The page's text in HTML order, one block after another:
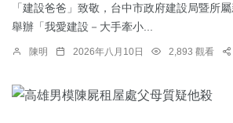
「建設爸爸」致敬，台中市政府建設局暨所
舉辦「我愛建設－大手牽小...
陳明 2026年八月10日 2,893 觀看